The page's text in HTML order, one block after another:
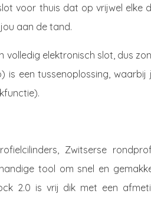
voor thuis dat op vrijwel elke
aan de tand.
elektronisch slot, dus
is een tussenoplossing,
Zwitserse
tool om snel en
2.0 is vrij dik met een